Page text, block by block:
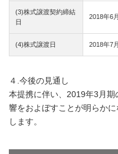
(3)株式譲渡契約締結
日
2018年6
(4)株式譲渡日 2018年7
４.今後の見通し
本提携に伴い、2019年3月
響をおよぼすことが明らか
します。